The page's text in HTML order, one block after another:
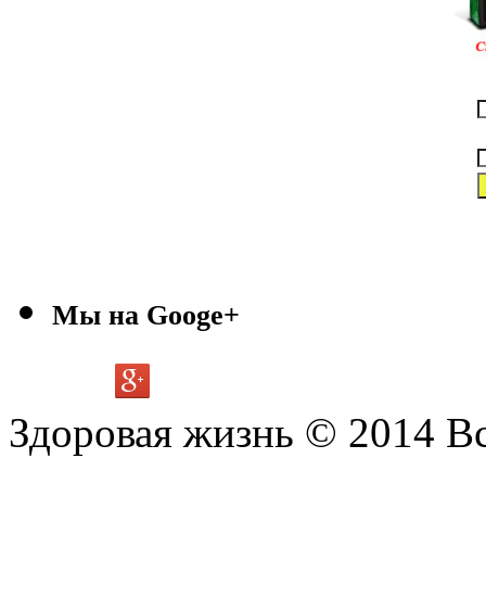
Мы на Googe+
Здоровая жизнь © 2014